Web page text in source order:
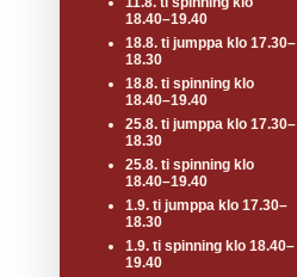
18.40–19.40
18.8. ti jumppa klo 17.30–
18.30
18.8. ti spinning klo
18.40–19.40
25.8. ti jumppa klo 17.30–
18.30
25.8. ti spinning klo
18.40–19.40
1.9. ti jumppa klo 17.30–
18.30
1.9. ti spinning klo 18.40–
19.40